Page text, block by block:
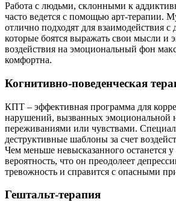
Работа с людьми, склонными к
часто ведется с помощью арт-терапии.
отлично подходят для взаимодействия с
которые боятся выражать свои мысли и
воздействия на эмоциональный фон
комфортна.
Когнитивно-поведенческая
КПТ – эффективная программа для
нарушений, вызванных эмоциональной
переживаниями или чувствами.
деструктивные шаблоны за счет
Чем меньше невысказанного останется
вероятность, что он преодолеет
тревожность и справится с опасными
Гештальт-терапия